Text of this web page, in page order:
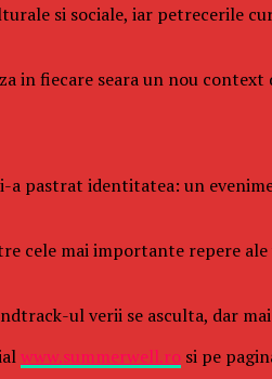
si sociale, iar petrecerile
in fiecare seara un nou
a pastrat identitatea: un
cele mai importante repere
ul verii se asculta, dar
www.summerwell.ro si pe